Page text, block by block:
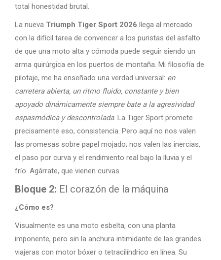
total honestidad brutal.
La nueva Triumph Tiger Sport 2026 llega al mercado
con la difícil tarea de convencer a los puristas del asfalto
de que una moto alta y cómoda puede seguir siendo un
arma quirúrgica en los puertos de montaña. Mi filosofía de
pilotaje, me ha enseñado una verdad universal: en
carretera abierta, un ritmo fluido, constante y bien
apoyado dinámicamente siempre bate a la agresividad
espasmódica y descontrolada. La Tiger Sport promete
precisamente eso, consistencia. Pero aquí no nos valen
las promesas sobre papel mojado; nos valen las inercias,
el paso por curva y el rendimiento real bajo la lluvia y el
frío. Agárrate, que vienen curvas.
Bloque 2: El corazón de la máquina
¿Cómo es?
Visualmente es una moto esbelta, con una planta
imponente, pero sin la anchura intimidante de las grandes
viajeras con motor bóxer o tetracilíndrico en línea. Su